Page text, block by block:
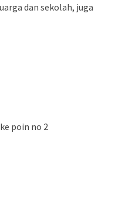
dan sekolah, juga
poin no 2